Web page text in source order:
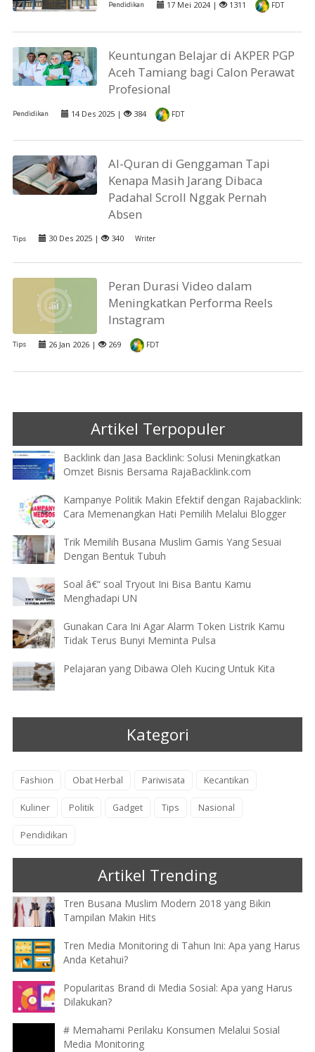
Pendidikan 17 Mei 2024 | 1311 FDT
Keuntungan Belajar di AKPER PGP
Aceh Tamiang bagi Calon Perawat
Profesional
Pendidikan 14 Des 2025 | 384 FDT
Al-Quran di Genggaman Tapi
Kenapa Masih Jarang Dibaca
Padahal Scroll Nggak Pernah
Absen
Tips 30 Des 2025 | 340 Writer
Peran Durasi Video dalam
Meningkatkan Performa Reels
Instagram
Tips 26 Jan 2026 | 269 FDT
Artikel Terpopuler
Backlink dan Jasa Backlink: Solusi Meningkatkan
Omzet Bisnis Bersama RajaBacklink.com
Kampanye Politik Makin Efektif dengan Rajabacklink:
Cara Memenangkan Hati Pemilih Melalui Blogger
Trik Memilih Busana Muslim Gamis Yang Sesuai
Dengan Bentuk Tubuh
Soal â€“ soal Tryout Ini Bisa Bantu Kamu
Menghadapi UN
Gunakan Cara Ini Agar Alarm Token Listrik Kamu
Tidak Terus Bunyi Meminta Pulsa
Pelajaran yang Dibawa Oleh Kucing Untuk Kita
Kategori
Fashion Obat Herbal Pariwisata Kecantikan
Kuliner Politik Gadget Tips Nasional
Pendidikan
Artikel Trending
Tren Busana Muslim Modern 2018 yang Bikin
Tampilan Makin Hits
Tren Media Monitoring di Tahun Ini: Apa yang Harus
Anda Ketahui?
Popularitas Brand di Media Sosial: Apa yang Harus
Dilakukan?
# Memahami Perilaku Konsumen Melalui Sosial
Media Monitoring